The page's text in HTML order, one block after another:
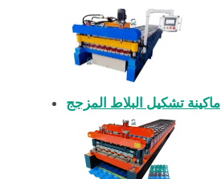
ماكينة تشكيل البلاط المزجج